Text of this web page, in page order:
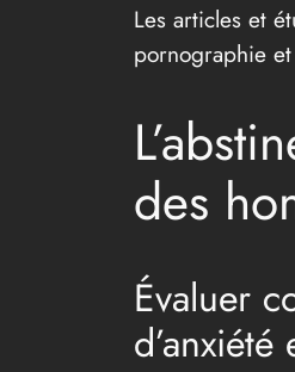
Les articles et
pornographie
des
Évaluer